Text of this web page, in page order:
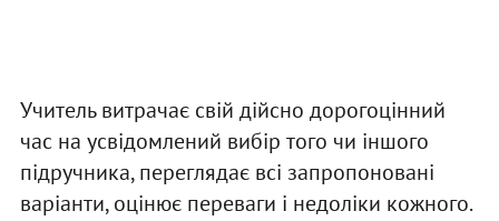
Учитель витрачає свій дійсно дорогоцінний
час на усвідомлений вибір того чи іншого
підручника, переглядає всі запропоновані
варіанти, оцінює переваги і недоліки кожного.